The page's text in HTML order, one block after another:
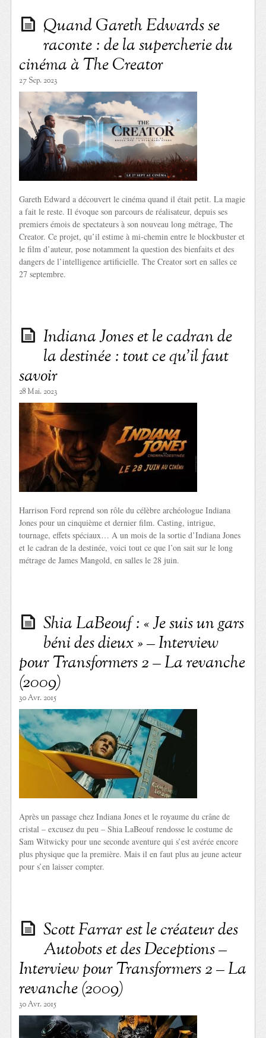
Quand Gareth Edwards se
raconte : de la supercherie du
cinéma à The Creator
27 Sep. 2023
Gareth Edward a découvert le cinéma quand il était petit. La magie
a fait le reste. Il évoque son parcours de réalisateur, depuis ses
premiers émois de spectateurs à son nouveau long métrage, The
Creator. Ce projet, qu’il estime à mi-chemin entre le blockbuster et
le film d’auteur, pose notamment la question des bienfaits et des
dangers de l’intelligence artificielle. The Creator sort en salles ce
27 septembre.
Indiana Jones et le cadran de
la destinée : tout ce qu’il faut
savoir
28 Mai. 2023
Harrison Ford reprend son rôle du célèbre archéologue Indiana
Jones pour un cinquième et dernier film. Casting, intrigue,
tournage, effets spéciaux… A un mois de la sortie d’Indiana Jones
et le cadran de la destinée, voici tout ce que l’on sait sur le long
métrage de James Mangold, en salles le 28 juin.
Shia LaBeouf : « Je suis un gars
béni des dieux » – Interview
pour Transformers 2 – La revanche
(2009)
30 Avr. 2015
Après un passage chez Indiana Jones et le royaume du crâne de
cristal – excusez du peu – Shia LaBeouf rendosse le costume de
Sam Witwicky pour une seconde aventure qui s’est avérée encore
plus physique que la première. Mais il en faut plus au jeune acteur
pour s’en laisser compter.
Scott Farrar est le créateur des
Autobots et des Deceptions –
Interview pour Transformers 2 – La
revanche (2009)
30 Avr. 2015